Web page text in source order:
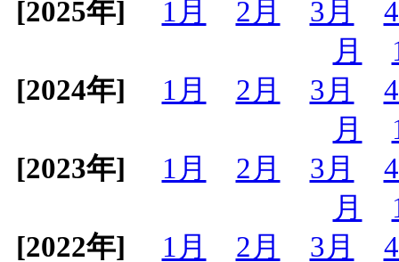
[2025年]
1月 2月 3月
月
[2024年]
1月 2月 3月
月
[2023年]
1月 2月 3月
月
[2022年]
1月 2月 3月